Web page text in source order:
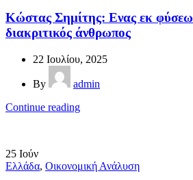
Κώστας Σημίτης: Ενας εκ
διακριτικός άνθρωπος
22 Ιουλίου, 2025
By
admin
Continue reading
25 Ιούν
Ελλάδα, Οικονομική Ανάλυση